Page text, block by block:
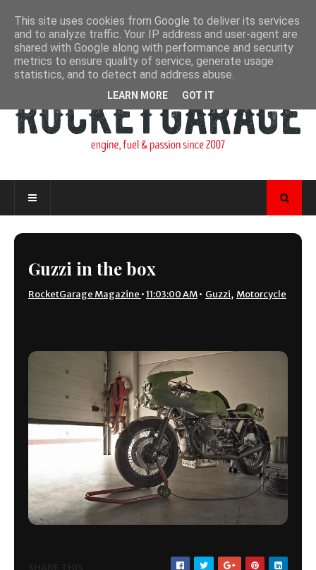
Guzzi in the box
RocketGarage Magazine •11:03:00 AM• Guzzi, Motorcycle
This site uses cookies from Google to deliver its services
and to analyze traffic. Your IP address and user-agent are
shared with Google along with performance and security
metrics to ensure quality of service, generate usage
statistics, and to detect and address abuse.
LEARN MORE GOT IT